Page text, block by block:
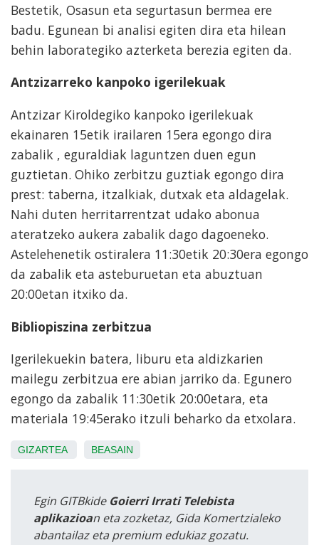
Bestetik, Osasun eta segurtasun bermea ere
badu. Egunean bi analisi egiten dira eta hilean
behin laborategiko azterketa berezia egiten da.
Antzizarreko kanpoko igerilekuak
Antzizar Kiroldegiko kanpoko igerilekuak
ekainaren 15etik irailaren 15era egongo dira
zabalik , eguraldiak laguntzen duen egun
guztietan. Ohiko zerbitzu guztiak egongo dira
prest: taberna, itzalkiak, dutxak eta aldagelak.
Nahi duten herritarrentzat udako abonua
ateratzeko aukera zabalik dago dagoeneko.
Astelehenetik ostiralera 11:30etik 20:30era egongo
da zabalik eta asteburuetan eta abuztuan
20:00etan itxiko da.
Bibliopiszina zerbitzua
Igerilekuekin batera, liburu eta aldizkarien
mailegu zerbitzua ere abian jarriko da. Egunero
egongo da zabalik 11:30etik 20:00etara, eta
materiala 19:45erako itzuli beharko da etxolara.
GIZARTEA BEASAIN
Egin GITBkide Goierri Irrati Telebista
aplikazioan eta zozketaz, Gida Komertzialeko
abantailaz eta premium edukiaz gozatu.